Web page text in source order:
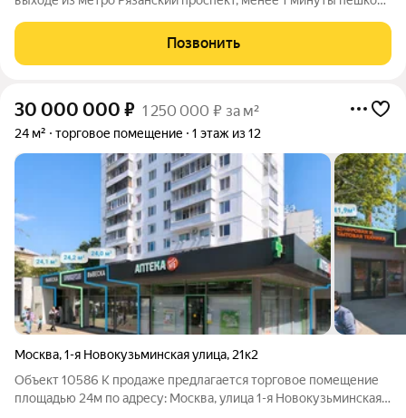
расположено на 1-м этаже жилого 12-ти этажного дома.
Интенсивный пешеходный поток.
Позвонить
30 000 000 ₽ 1 250 000 ₽ за м²
24 м² торговое помещение 1 этаж из 12
Москва,1-я Новокузьминская улица, 21к2
Объект 10586 К продаже предлагается торговое помещение
площадью 24м по адресу: Москва, улица 1-я Новокузьминская